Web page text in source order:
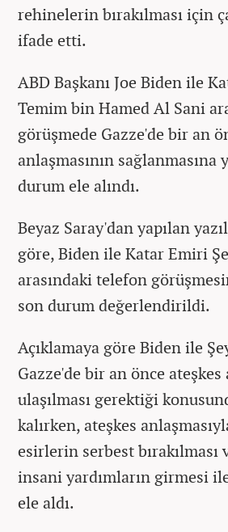
rehinelerin bırakılması için
ifade etti.
ABD Başkanı Joe Biden ile
Temim bin Hamed Al Sani
görüşmede Gazze'de bir an
anlaşmasının sağlanmasına
durum ele alındı.
Beyaz Saray'dan yapılan
göre, Biden ile Katar Emiri
arasındaki telefon
son durum değerlendirildi.
Açıklamaya göre Biden ile
Gazze'de bir an önce ateşkes
ulaşılması gerektiği
kalırken, ateşkes
esirlerin serbest bırakılması
insani yardımların girmesi
ele aldı.